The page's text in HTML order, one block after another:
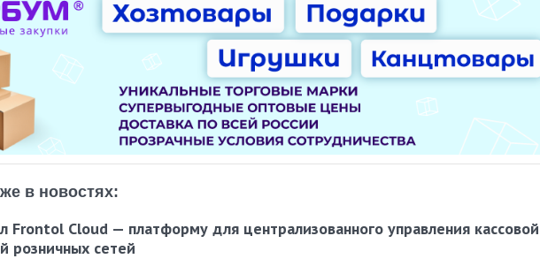
в новостях:
Frontol Cloud — платформу для централизованного управления кассовой
розничных сетей